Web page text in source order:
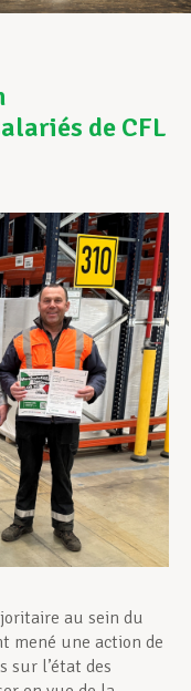
de CFL
au sein du
mené une action de
sur l’état des